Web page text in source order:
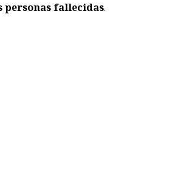
personas fallecidas.